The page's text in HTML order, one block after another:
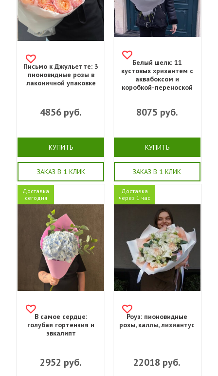
Письмо к Джульетте: 3
пионовидные розы в
лаконичной упаковке
4856 руб.
КУПИТЬ
ЗАКАЗ В 1 КЛИК
Белый шелк: 11
кустовых хризантем с
аквабоксом и
коробкой-переноской
8075 руб.
КУПИТЬ
ЗАКАЗ В 1 КЛИК
Доставка
сегодня
В самое сердце:
голубая гортензия и
эвкалипт
2952 руб.
Доставка
через 1 час
Роуз: пионовидные
розы, каллы, лизиантус
22018 руб.